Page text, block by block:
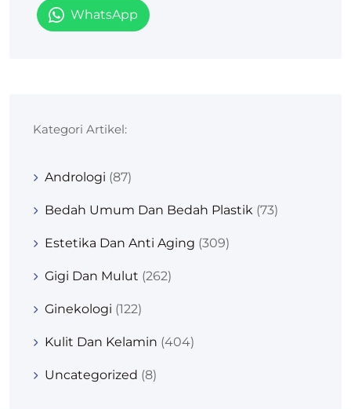
WhatsApp
Kategori Artikel:
Andrologi (87)
Bedah Umum Dan Bedah Plastik (73)
Estetika Dan Anti Aging (309)
Gigi Dan Mulut (262)
Ginekologi (122)
Kulit Dan Kelamin (404)
Uncategorized (8)